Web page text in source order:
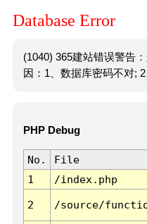
Database Error
(1040) 365建站错误警告
因：1、数据库密码不对; 2
PHP Debug
No. File
1
/index.php
2 /source/